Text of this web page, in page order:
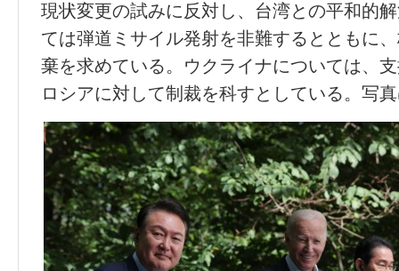
現状変更の試みに反対し、台湾との平和的
ては弾道ミサイル発射を非難するとともに
棄を求めている。ウクライナについては、
ロシアに対して制裁を科すとしている。